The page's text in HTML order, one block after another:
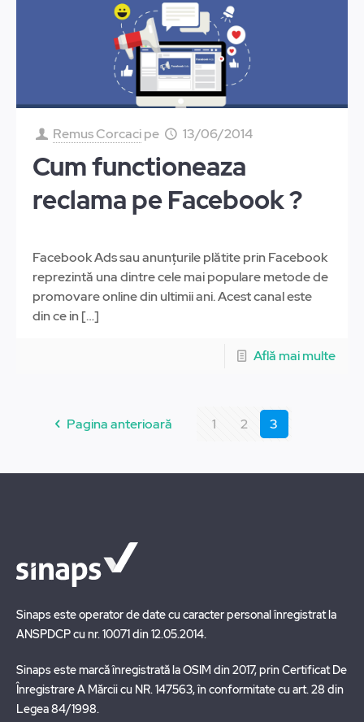
Remus Corcacipe 13/06/2014
Cum functioneaza
reclama pe Facebook ?
Facebook Ads sau anunțurile plătite prin Facebook
reprezintă una dintre cele mai populare metode de
promovare online din ultimii ani. Acest canal este
din ce in[…]
Află mai multe
Pagina anterioară 1 2 3
Sinaps este operator de date cu caracter personal înregistrat la
ANSPDCP cu nr. 10071 din 12.05.2014.
Sinaps este marcă înregistrată la OSIM din 2017, prin Certificat De
Înregistrare A Mărcii cu NR. 147563, în conformitate cu art. 28 din
Legea 84/1998.